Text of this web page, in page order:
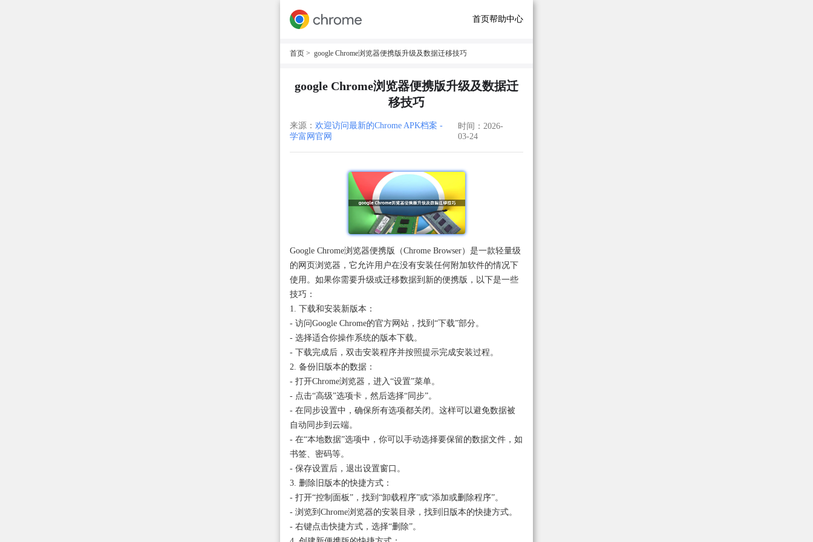
首页帮助中心
首页 > google Chrome浏览器便携版升级及数据迁移技巧
google Chrome浏览器便携版升级及数据迁
移技巧
来源： 欢迎访问最新的Chrome APK档案 -
学富网官网
时间：2026-
03-24
Google Chrome浏览器便携版（Chrome Browser）是一款轻量级
的网页浏览器，它允许用户在没有安装任何附加软件的情况下
使用。如果你需要升级或迁移数据到新的便携版，以下是一些
技巧：
1. 下载和安装新版本：
- 访问Google Chrome的官方网站，找到“下载”部分。
- 选择适合你操作系统的版本下载。
- 下载完成后，双击安装程序并按照提示完成安装过程。
2. 备份旧版本的数据：
- 打开Chrome浏览器，进入“设置”菜单。
- 点击“高级”选项卡，然后选择“同步”。
- 在同步设置中，确保所有选项都关闭。这样可以避免数据被
自动同步到云端。
- 在“本地数据”选项中，你可以手动选择要保留的数据文件，如
书签、密码等。
- 保存设置后，退出设置窗口。
3. 删除旧版本的快捷方式：
- 打开“控制面板”，找到“卸载程序”或“添加或删除程序”。
- 浏览到Chrome浏览器的安装目录，找到旧版本的快捷方式。
- 右键点击快捷方式，选择“删除”。